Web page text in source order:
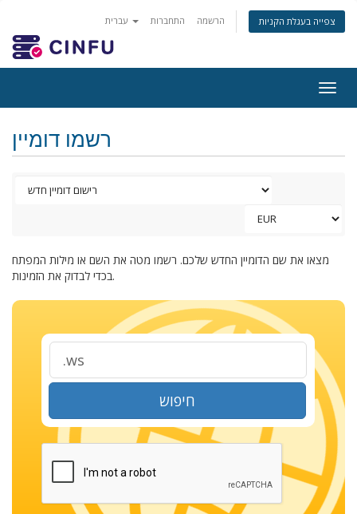
התחברות הרשמה צפייה בעגלת הקניות
רשמו דומיין
מצאו את שם הדומיין החדש שלכם. רשמו מטה את השם או מילות המפתח
בכדי לבדוק את הזמינות.
חיפוש